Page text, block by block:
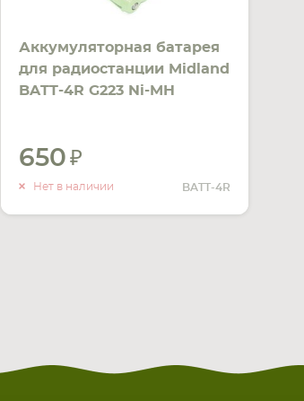
Аккумуляторная батарея
для радиостанции Midland
BATT-4R G223 Ni-MH
650
Нет в наличии BATT-4R
О НАЛИЧИИ